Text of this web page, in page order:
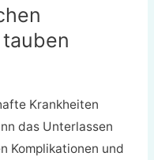
Krankheiten
das Unterlassen
Komplikationen und